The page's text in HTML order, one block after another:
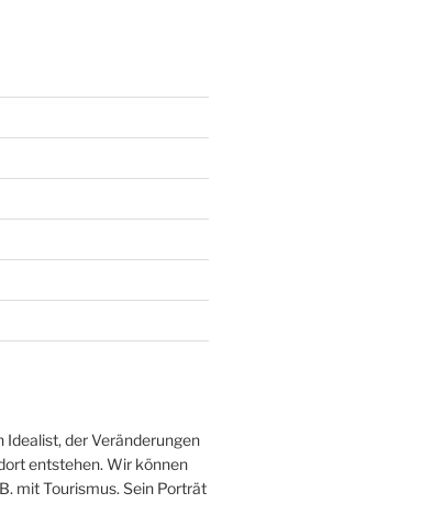
Idealist, der Veränderungen
entstehen. Wir können
mit Tourismus. Sein Porträt